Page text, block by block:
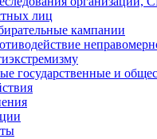
лиц
кампании
государственные и